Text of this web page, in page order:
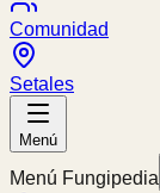
Comunidad
Setales
Menú
Menú Fungipedia